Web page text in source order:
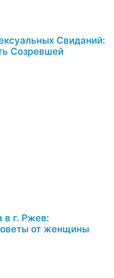
Свиданий:
Созревшей
в г. Ржев:
от женщины